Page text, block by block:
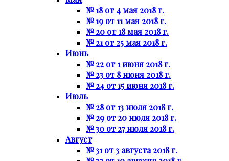
№ 18 от 4 мая 2018 г.
№ 19 от 11 мая 2018 г.
№ 20 от 18 мая 2018 г.
№ 21 от 25 мая 2018 г.
Июнь
№ 22 от 1 июня 2018 г.
№ 23 от 8 июня 2018 г.
№ 24 от 15 июня 2018 г.
Июль
№ 28 от 13 июля 2018 г.
№ 29 от 20 июля 2018 г.
№ 30 от 27 июля 2018 г.
Август
№ 31 от 3 августа 2018 г.